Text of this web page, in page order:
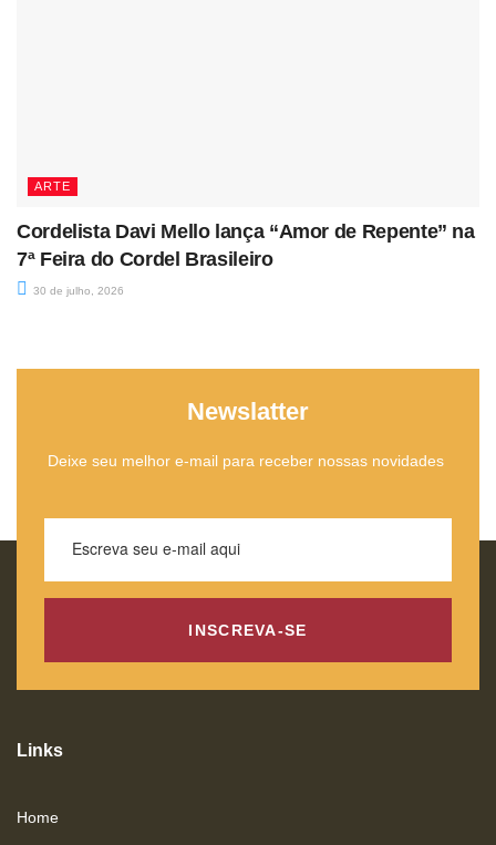
ARTE
Cordelista Davi Mello lança “Amor de Repente” na
7ª Feira do Cordel Brasileiro
30 de julho, 2026
Newslatter
Deixe seu melhor e-mail para receber nossas novidades
INSCREVA-SE
Links
Home